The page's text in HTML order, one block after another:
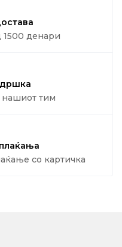
1500 денари
нашиот тим
со картичка